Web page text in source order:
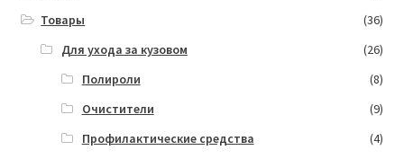
Товары
(36)
Для ухода за кузовом
(26)
Полироли
(8)
Очистители
(9)
Профилактические средства
(4)